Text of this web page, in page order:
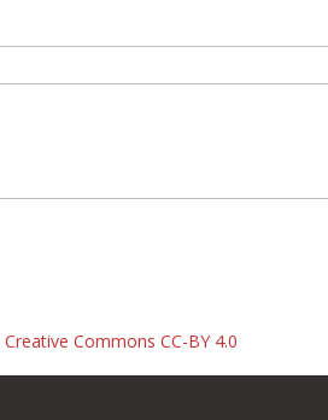
Creative Commons CC-BY 4.0